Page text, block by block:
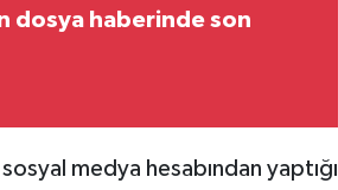
dosya haberinde son
medya hesabından yaptığı